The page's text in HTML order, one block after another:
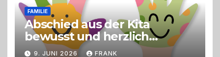
FAMILIE
Abschied aus der Kita
bewusst und herzlich
gestalten
9. JUNI 2026 FRANK